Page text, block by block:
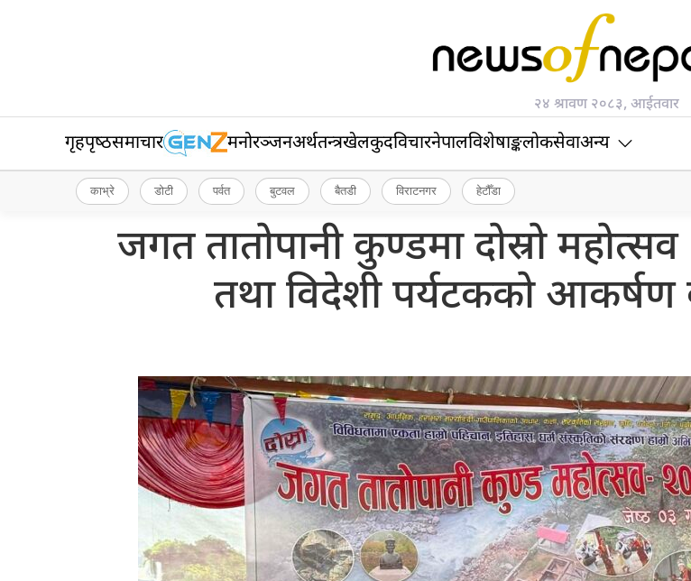
२४ श्रावण २०८३, आईतवार
गृहपृष्‍ठसमाचार मनोरञ्जनअर्थतन्त्रखेलकुदविचारनेपालविशेषाङ्कलोकसेवाअन्य
काभ्रे डोटी पर्वत बुटवल बैतडी विराटनगर हेटौँडा
जगत तातोपानी कुण्डमा दोस्रो
तथा विदेशी पर्यटकको आकर्षण